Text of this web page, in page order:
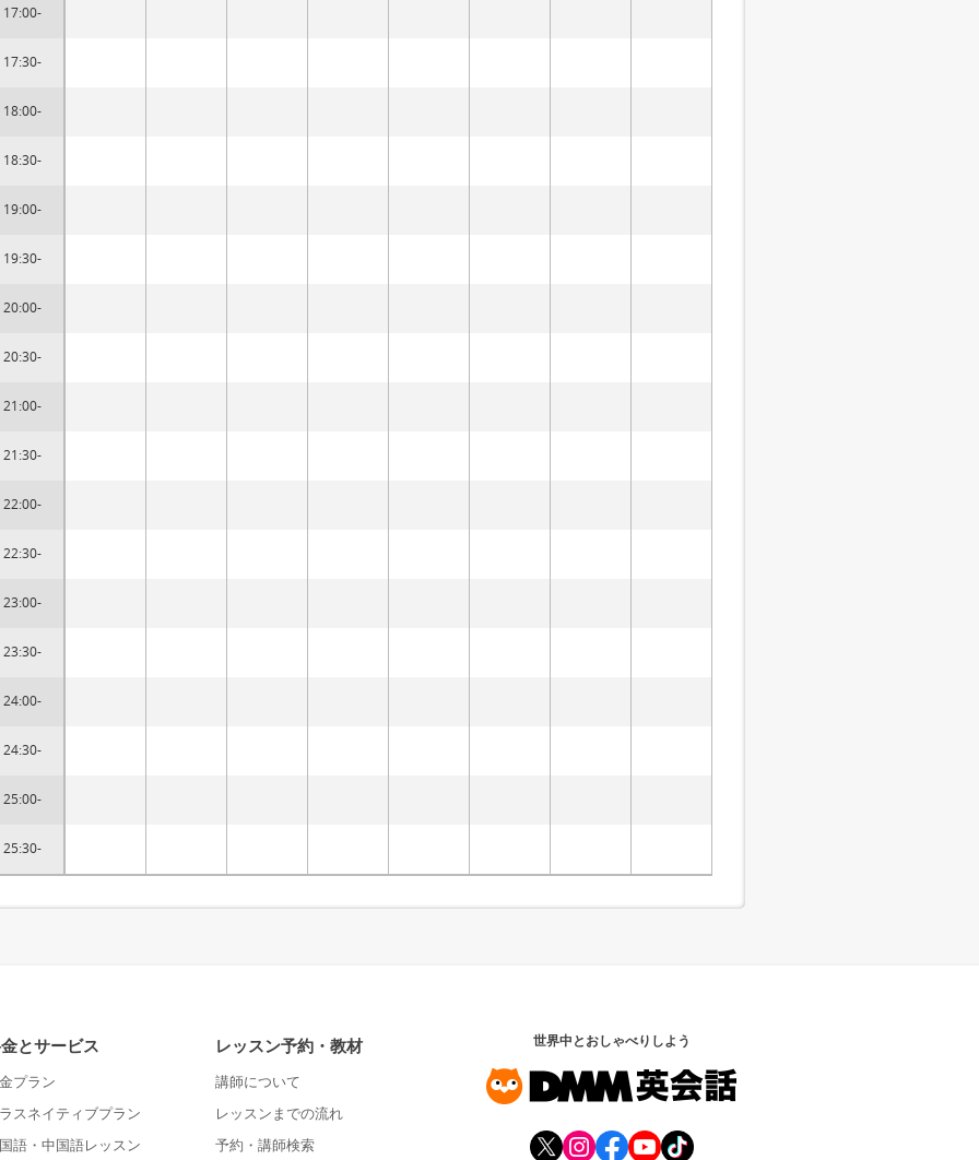
17:00-
17:30-
18:00-
18:30-
19:00-
19:30-
20:00-
20:30-
21:00-
21:30-
22:00-
22:30-
23:00-
23:30-
24:00-
24:30-
25:00-
25:30-
とサービス
プラン
スネイティブプラン
語・中国語レッスン
レッスン予約・教材
講師について
レッスンまでの流れ
予約・講師検索
世界中とおしゃべりしよう